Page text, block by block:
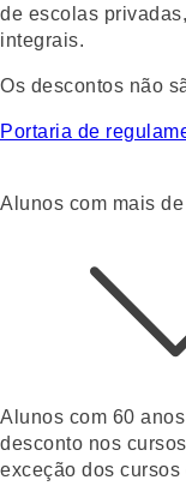
de escolas
integrais.
Os descontos não
Portaria de
Alunos com mais
Alunos com 60
desconto nos
exceção dos